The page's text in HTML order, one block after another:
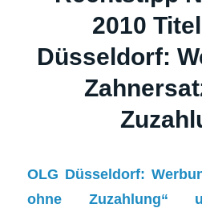
2010
Düsseldorf:
OLG Düsseldorf:
ohne Zuzahlung“